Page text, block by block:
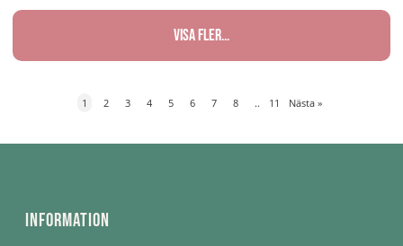
Visa fler...
1 2 3 4 5 6 7 8 .. 11 Nästa »
Information